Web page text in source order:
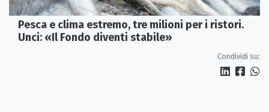
Pesca e clima estremo, tre milioni per i ristori.
Unci: «Il Fondo diventi stabile»
Condividi su: